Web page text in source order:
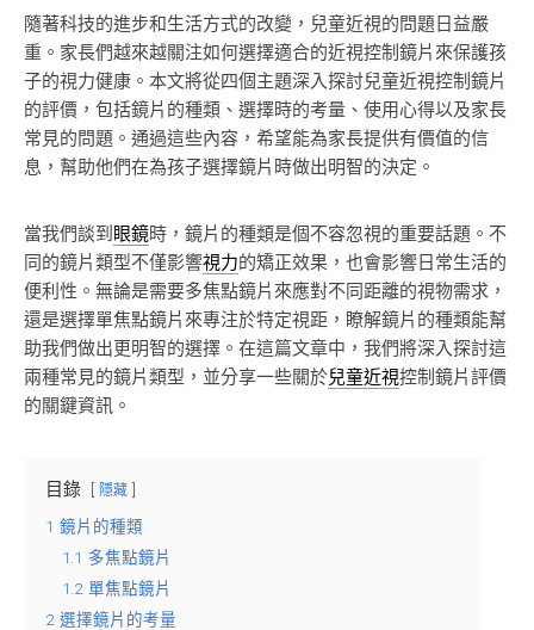
隨著科技的進步和生活方式的改變，兒童近視的問題日益嚴
重。家長們越來越關注如何選擇適合的近視控制鏡片來保護孩
子的視力健康。本文將從四個主題深入探討兒童近視控制鏡片
的評價，包括鏡片的種類、選擇時的考量、使用心得以及家長
常見的問題。通過這些內容，希望能為家長提供有價值的信
息，幫助他們在為孩子選擇鏡片時做出明智的決定。
當我們談到 眼鏡時，鏡片的種類是個不容忽視的重要話題。不
同的鏡片類型不僅影響視力的矯正效果，也會影響日常生活的
便利性。無論是需要多焦點鏡片來應對不同距離的視物需求，
還是選擇單焦點鏡片來專注於特定視距，瞭解鏡片的種類能幫
助我們做出更明智的選擇。在這篇文章中，我們將深入探討這
兩種常見的鏡片類型，並分享一些關於兒童近視控制鏡片評價
的關鍵資訊。
目錄 隱藏
1 鏡片的種類
1.1 多焦點鏡片
1.2 單焦點鏡片
2 選擇鏡片的考量